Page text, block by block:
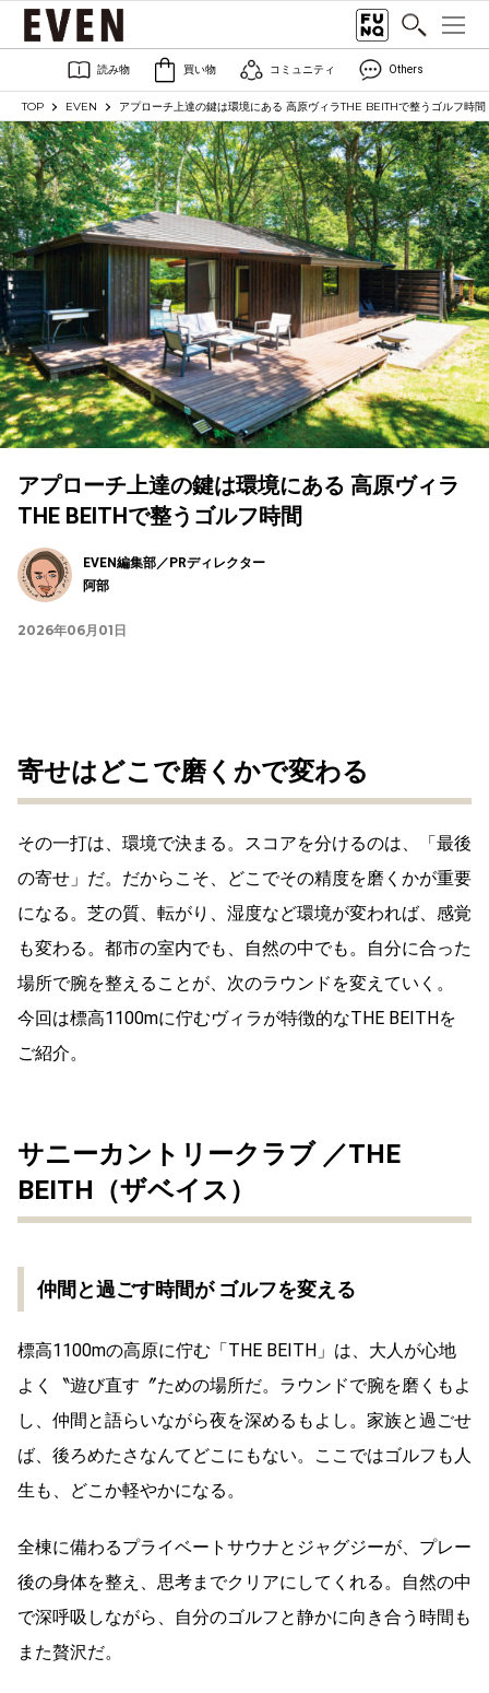
読み物 買い物 コミュニティ Others
TOP EVEN アプローチ上達の鍵は環境にある 高原ヴィラTHE BEITHで整うゴルフ時間
アプローチ上達の鍵は環境にある 高原ヴィラ
THE BEITHで整うゴルフ時間
EVEN編集部／PRディレクター
阿部
2026年06月01日
寄せはどこで磨くかで変わる
その一打は、環境で決まる。スコアを分けるのは、「最後
の寄せ」だ。だからこそ、どこでその精度を磨くかが重要
になる。芝の質、転がり、湿度など環境が変われば、感覚
も変わる。都市の室内でも、自然の中でも。自分に合った
場所で腕を整えることが、次のラウンドを変えていく。
今回は標高1100mに佇むヴィラが特徴的なTHE BEITHを
ご紹介。
サニーカントリークラブ ／THE
BEITH（ザベイス）
仲間と過ごす時間が ゴルフを変える
標高1100mの高原に佇む「THE BEITH」は、大人が心地
よく〝遊び直す〞ための場所だ。ラウンドで腕を磨くもよ
し、仲間と語らいながら夜を深めるもよし。家族と過ごせ
ば、後ろめたさなんてどこにもない。ここではゴルフも人
生も、どこか軽やかになる。
全棟に備わるプライベートサウナとジャグジーが、プレー
後の身体を整え、思考までクリアにしてくれる。自然の中
で深呼吸しながら、自分のゴルフと静かに向き合う時間も
また贅沢だ。